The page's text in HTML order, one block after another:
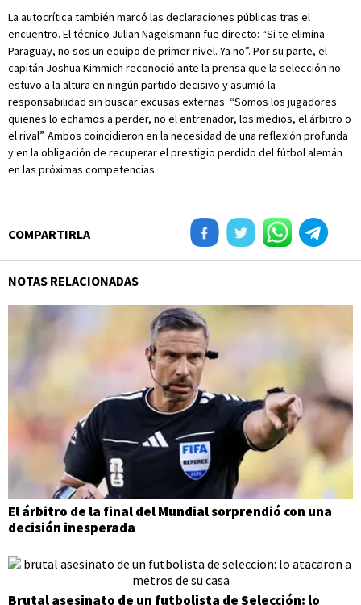
La autocrítica también marcó las declaraciones públicas tras el
encuentro. El técnico Julian Nagelsmann fue directo: “Si te elimina
Paraguay, no sos un equipo de primer nivel. Ya no”. Por su parte, el
capitán Joshua Kimmich reconoció ante la prensa que la selección no
estuvo a la altura en ningún partido decisivo y asumió la
responsabilidad sin buscar excusas externas: “Somos los jugadores
quienes lo echamos a perder, no el entrenador, los medios, el árbitro o
el rival”. Ambos coincidieron en la necesidad de una reflexión profunda
y en la obligación de recuperar el prestigio perdido del fútbol alemán
en las próximas competencias.
COMPARTIRLA
NOTAS RELACIONADAS
El árbitro de la final del Mundial sorprendió con una
decisión inesperada
Brutal asesinato de un futbolista de Selección: lo